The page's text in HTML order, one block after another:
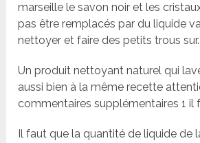
marseille le savon noir et les
pas être remplacés par du liquide
nettoyer et faire des petits trous sur.
Un produit nettoyant naturel qui
aussi bien à la même recette
commentaires supplémentaires 1 il
Il faut que la quantité de liquide de